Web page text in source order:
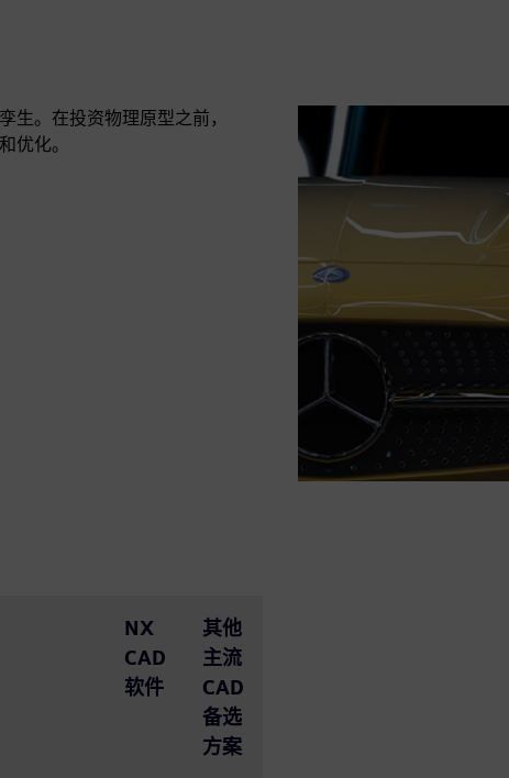
生。在投资物理原型之前，
优化。
NX
CAD
软件
其他
主流
CAD
备选
方案